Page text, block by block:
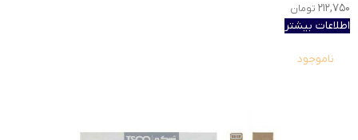
۲۱۲,۷۵۰ تومان
اطلاعات بیشتر
ناموجود